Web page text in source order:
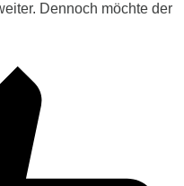
Dennoch möchte der